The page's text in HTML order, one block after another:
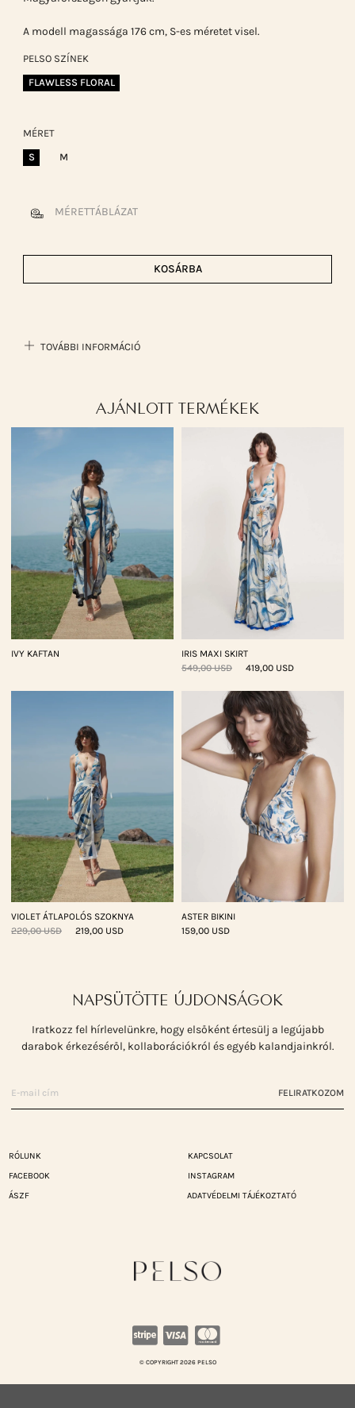
A modell magassága 176 cm, S-es méretet visel.
PELSO SZÍNEK
FLAWLESS FLORAL
MÉRET
S
M
MÉRETTÁBLÁZAT
KOSÁRBA
TOVÁBBI INFORMÁCIÓ
AJÁNLOTT TERMÉKEK
IVY KAFTAN
IRIS MAXI SKIRT
549,00 USD
419,00 USD
VIOLET ÁTLAPOLÓS SZOKNYA
229,00 USD
219,00 USD
ASTER BIKINI
159,00 USD
NAPSÜTÖTTE ÚJDONSÁGOK
Iratkozz fel hírlevelünkre, hogy elsőként értesülj a legújabb
darabok érkezéséről, kollaborációkról és egyéb kalandjainkról.
FELIRATKOZOM
RÓLUNK
KAPCSOLAT
FACEBOOK
INSTAGRAM
ÁSZF
ADATVÉDELMI TÁJÉKOZTATÓ
© COPYRIGHT 2026 PELSO